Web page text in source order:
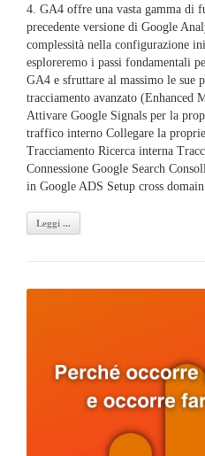
4. GA4 offre una vasta gamma di
precedente versione di Google
complessità nella configurazione
esploreremo i passi fondamentali
GA4 e sfruttare al massimo le sue
tracciamento avanzato (Enhanced
Attivare Google Signals per la
traffico interno Collegare la
Tracciamento Ricerca interna
Connessione Google Search
in Google ADS Setup cross
Leggi ...